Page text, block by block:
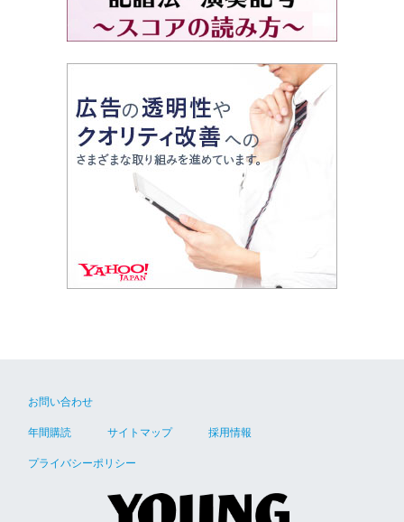
お問い合わせ
年間購読 サイトマップ 採用情報
プライバシーポリシー